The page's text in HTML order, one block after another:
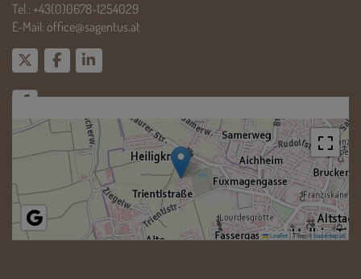
Tel.: +43(0)0678-1254029
E-Mail: office@sagentus.at
Leaflet| Tiles ©basemap.at